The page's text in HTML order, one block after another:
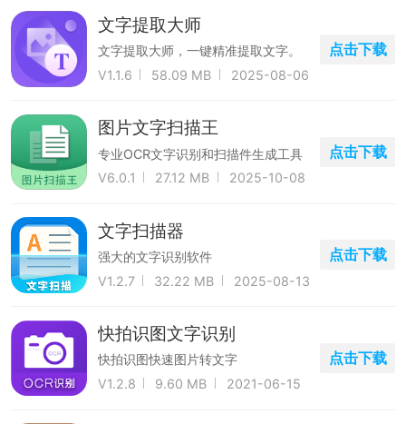
文字提取大师
文字提取大师，一键精准提取文字。
V1.1.6
58.09 MB 2025-08-06
点击下载
图片文字扫描王
专业OCR文字识别和扫描件生成工具
V6.0.1
27.12 MB 2025-10-08
点击下载
文字扫描器
强大的文字识别软件
V1.2.7
32.22 MB 2025-08-13
点击下载
快拍识图文字识别
快拍识图快速图片转文字
V1.2.8
9.60 MB 2021-06-15
点击下载